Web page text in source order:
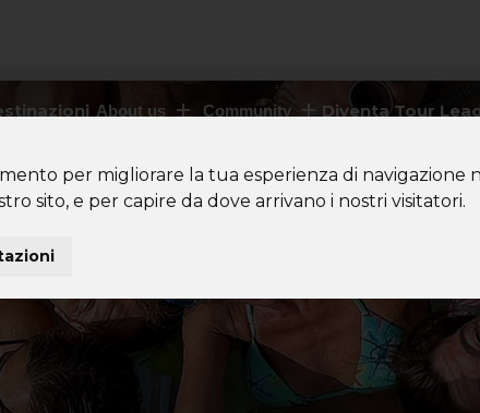
per migliorare la tua esperienza di
sito, e per capire da dove arrivano i nostri visitatori.
About us Community Diventa Tour